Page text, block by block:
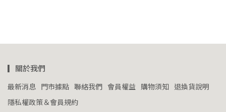
▎關於我們
最新消息 門市據點 聯絡我們 會員權益 購物須知 退換貨說明
隱私權政策＆會員規約